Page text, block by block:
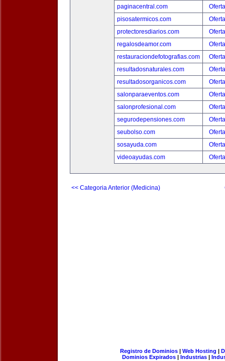
paginacentral.com
pisosatermicos.com
protectoresdiarios.com
regalosdeamor.com
restauraciondefotografias.com
resultadosnaturales.com
resultadosorganicos.com
salonparaeventos.com
salonprofesional.com
segurodepensiones.com
seubolso.com
sosayuda.com
videoayudas.com
<< Categoria Anterior (Medicina)
Registro de Dominios| Web Hosting |
Dominios Expirados | Industrias |